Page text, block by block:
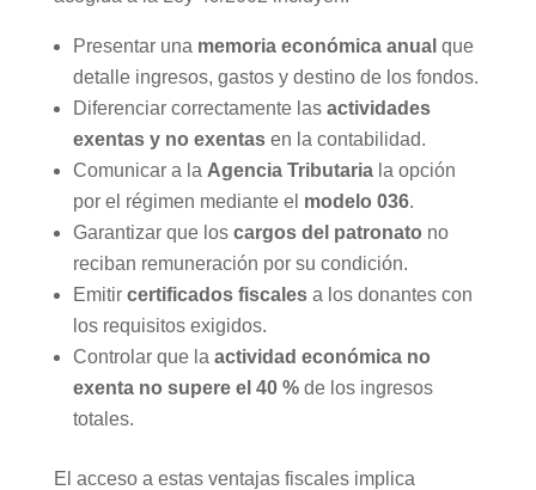
Presentar una memoria económica anual que
detalle ingresos, gastos y destino de los fondos.
Diferenciar correctamente las actividades
exentas y no exentasen la contabilidad.
Comunicar a la Agencia Tributariala opción
por el régimen mediante el modelo 036.
Garantizar que los cargos del patronato no
reciban remuneración por su condición.
Emitir certificados fiscalesa los donantes con
los requisitos exigidos.
Controlar que la actividad económica no
exenta no supere el 40 %de los ingresos
totales.
El acceso a estas ventajas fiscales implica